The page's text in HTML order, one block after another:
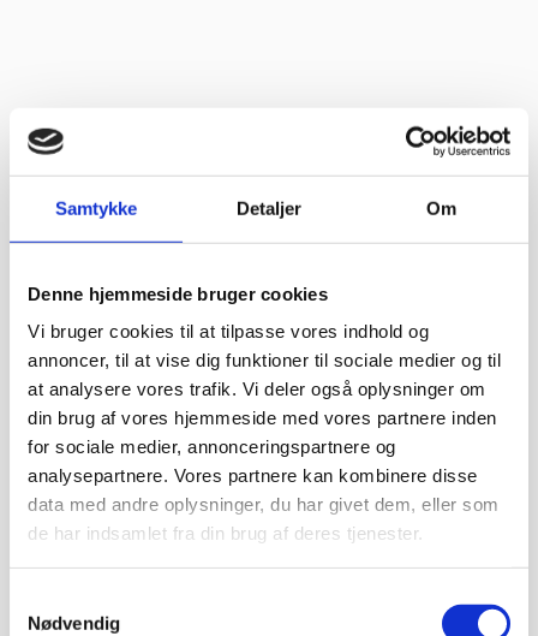
Samtykke Detaljer Om
Denne hjemmeside bruger cookies
Vi bruger cookies til at tilpasse vores indhold og
annoncer, til at vise dig funktioner til sociale medier og til
at analysere vores trafik. Vi deler også oplysninger om
din brug af vores hjemmeside med vores partnere inden
for sociale medier, annonceringspartnere og
analysepartnere. Vores partnere kan kombinere disse
data med andre oplysninger, du har givet dem, eller som
de har indsamlet fra din brug af deres tjenester.
Nødvendig